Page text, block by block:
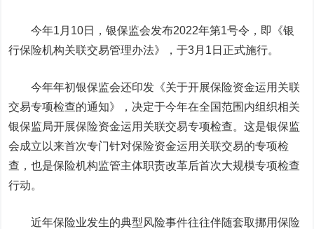
今年1月10日，银保监会发布2022年第1号令，即《银
行保险机构关联交易管理办法》，于3月1日正式施行。
今年年初银保监会还印发《关于开展保险资金运用关联
交易专项检查的通知》，决定于今年在全国范围内组织相关
银保监局开展保险资金运用关联交易专项检查。这是银保监
会成立以来首次专门针对保险资金运用关联交易的专项检
查，也是保险机构监管主体职责改革后首次大规模专项检查
行动。
近年保险业发生的典型风险事件往往伴随套取挪用保险